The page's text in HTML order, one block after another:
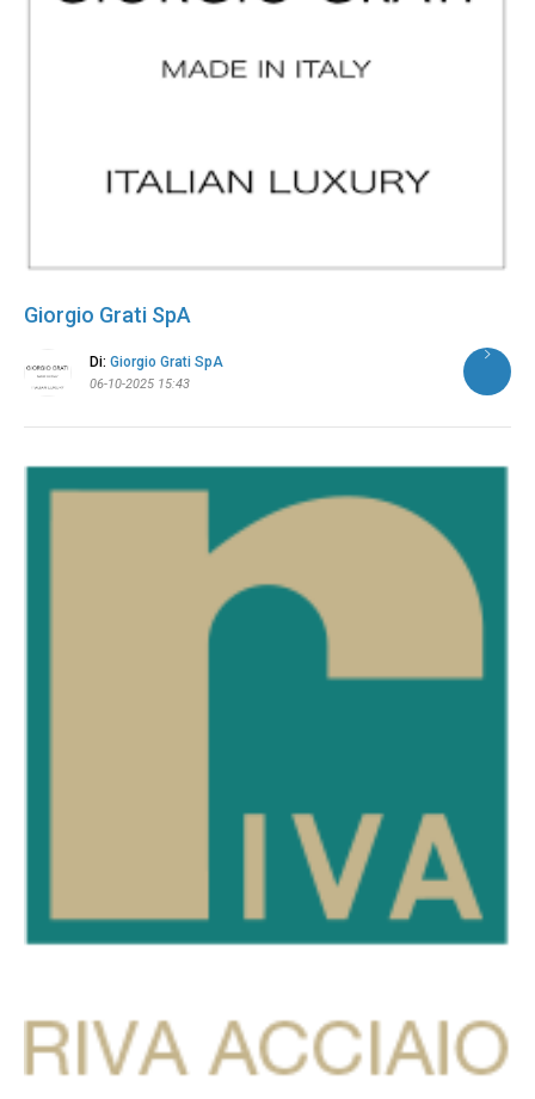
Giorgio Grati SpA
Di: Giorgio Grati SpA
06-10-2025 15:43